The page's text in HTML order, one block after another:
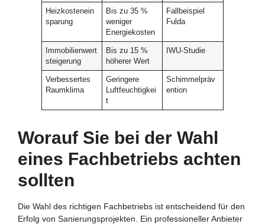
Heizkostenein
sparung
Bis zu 35 %
weniger
Energiekosten
Fallbeispiel
Fulda
Immobilienwert
steigerung
Bis zu 15 %
höherer Wert
IWU-Studie
Verbessertes
Raumklima
Geringere
Luftfeuchtigkei
t
Schimmelpräv
ention
Worauf Sie bei der Wahl
eines Fachbetriebs achten
sollten
Die Wahl des richtigen Fachbetriebs ist entscheidend für den
Erfolg von Sanierungsprojekten. Ein professioneller Anbieter